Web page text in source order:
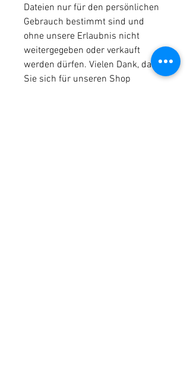
Dateien nur für den persönlichen
Gebrauch bestimmt sind und
ohne unsere Erlaubnis nicht
weitergegeben oder verkauft
werden dürfen. Vielen Dank, dass
Sie sich für unseren Shop